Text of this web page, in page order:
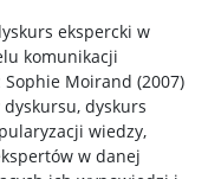
ekspercki w
komunikacji
Moirand (2007)
dyskurs
wiedzy,
w danej